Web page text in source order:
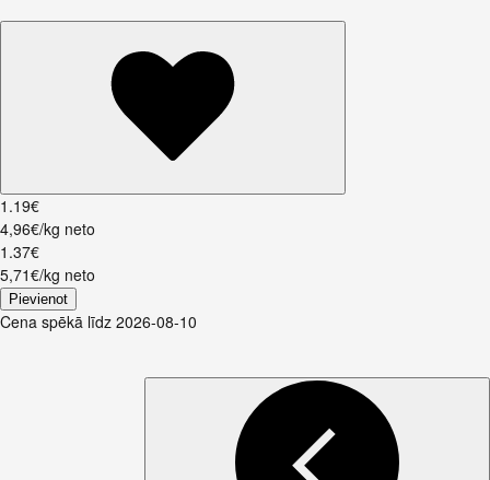
1 .19€
4,96€/kg neto
1 .37€
5,71€/kg neto
Pievienot
Cena spēkā līdz 2026-08-10